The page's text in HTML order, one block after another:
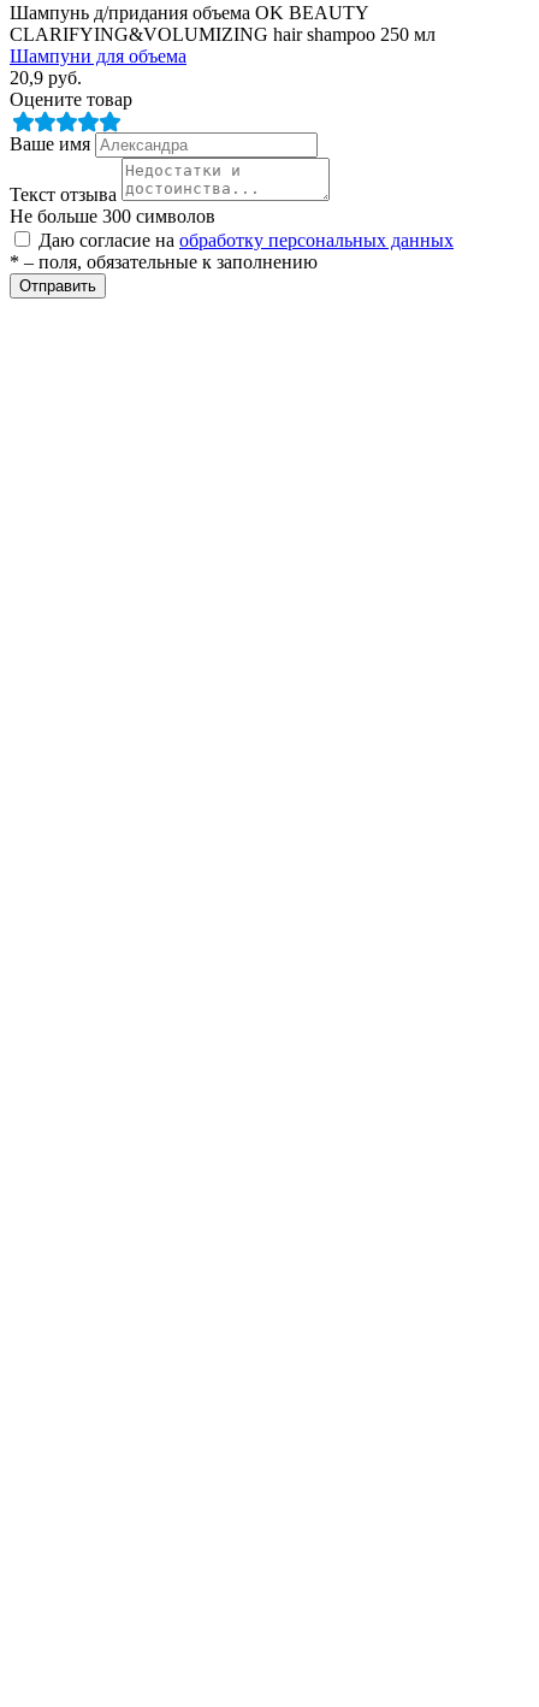
Шампунь д/придания объема OK BEAUTY
CLARIFYING&VOLUMIZING hair shampoo 250 мл
Шампуни для объема
20,9 руб.
Оцените товар
Ваше имя
Текст отзыва
Не больше 300 символов
Даю согласие на обработку персональных данных
* – поля, обязательные к заполнению
Отправить